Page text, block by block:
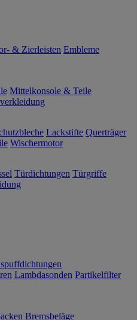
& Zierleisten Embleme
Mittelkonsole & Teile
Lackstifte Querträger
Wischermotor
Türdichtungen Türgriffe
Lambdasonden Partikelfilter
Bremsbeläge